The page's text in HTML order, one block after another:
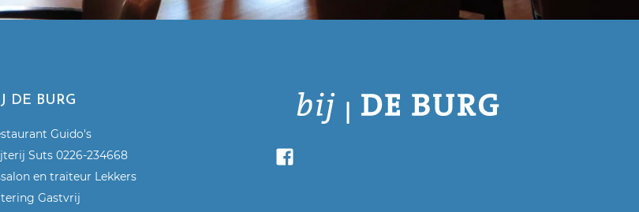
DE BURG
Guido's
Suts 0226-234668
en traiteur Lekkers
Gastvrij